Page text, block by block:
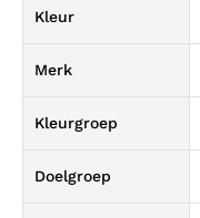
Kleur
Merk
Kleurgroep
Doelgroep